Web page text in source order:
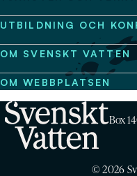
UTBILDNING OCH
OM SVENSKT VATTEN
OM WEBBPLATSEN
Box
© 2026